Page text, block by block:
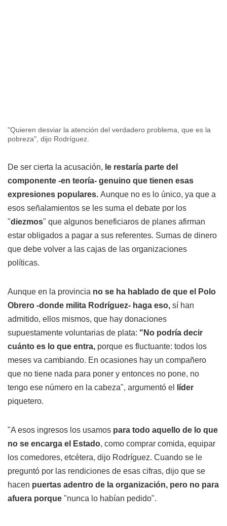
"Quieren desviar la atención del verdadero problema, que es la
pobreza", dijo Rodríguez.
De ser cierta la acusación, le restaría parte del
componente -en teoría- genuino que tienen esas
expresiones populares. Aunque no es lo único, ya que a
esos señalamientos se les suma el debate por los
"diezmos" que algunos beneficiaros de planes afirman
estar obligados a pagar a sus referentes. Sumas de dinero
que debe volver a las cajas de las organizaciones
políticas.
Aunque en la provincia no se ha hablado de que el Polo
Obrero -donde milita Rodríguez- haga eso, sí han
admitido, ellos mismos, que hay donaciones
supuestamente voluntarias de plata: "No podría decir
cuánto es lo que entra, porque es fluctuante: todos los
meses va cambiando. En ocasiones hay un compañero
que no tiene nada para poner y entonces no pone, no
tengo ese número en la cabeza", argumentó el
líder
piquetero.
"A esos ingresos los usamos para todo aquello de lo que
no se encarga el Estado, como comprar comida, equipar
los comedores, etcétera, dijo Rodríguez. Cuando se le
preguntó por las rendiciones de esas cifras, dijo que se
hacen puertas adentro de la organización, pero no para
afuera porque "nunca lo habían pedido".